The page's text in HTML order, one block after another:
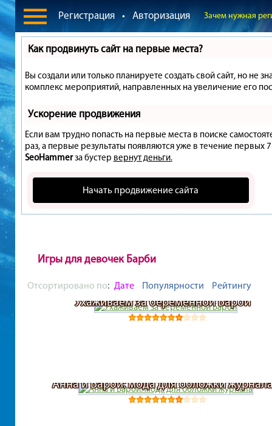
Регистрация • Авторизация Зачем нужная
Как продвинуть сайт на первые места?
Вы создали или только планируете создать свой сайт, но не
комплекс мероприятий, направленных на увеличение его
Ускорение продвижения
Если вам трудно попасть на первые места в поиске
раз, а первые результаты появляются уже в течение первых
SeoHammerза бустер вернут деньги.
Начать продвижение сайта
Игры для девочек Барби
Отсортировано по: Дате Популярности Рейтингу
Ухаживаем за беременной Барби
Анна и Барби: мода для обложки